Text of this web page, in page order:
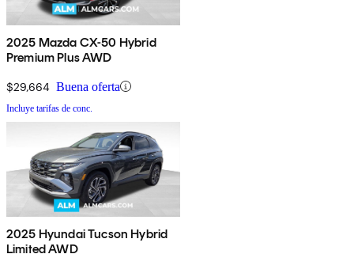
2025 Mazda CX-50 Hybrid
Premium Plus AWD
$29,664 Buena oferta
Incluye tarifas de conc.
2025 Hyundai Tucson Hybrid
Limited AWD